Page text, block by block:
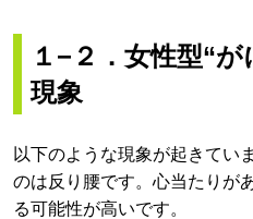
１−２．女性型“
現象
以下のような現象が起きて
のは反り腰です。心当たりが
る可能性が高いです。